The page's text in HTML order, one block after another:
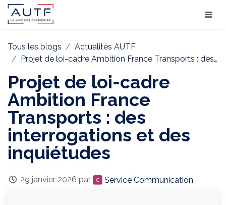
Tous les blogs
Actualités AUTF
Projet de loi-cadre Ambition France Transports : des interrogations et des inquiétudes
Projet de loi-cadre
Ambition France
Transports : des
interrogations et des
inquiétudes
29 janvier 2026 par Service Communication